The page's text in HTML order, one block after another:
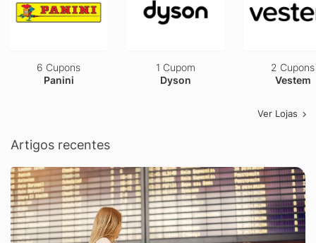
6 Cupons
Panini
1 Cupom
Dyson
2 Cupons
Vestem
Ver Lojas
Artigos recentes